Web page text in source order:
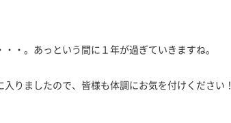
・。あっという間に１年が過ぎていきますね。
りましたので、皆様も体調にお気を付けください！